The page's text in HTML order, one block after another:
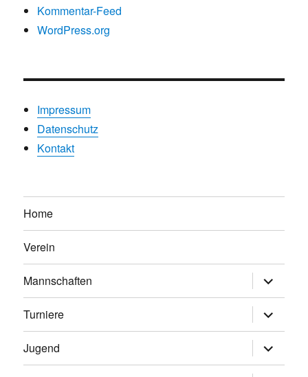
Kommentar-Feed
WordPress.org
Impressum
Datenschutz
Kontakt
Home
Verein
Mannschaften
anzeigen
Turniere
anzeigen
Jugend
anzeigen